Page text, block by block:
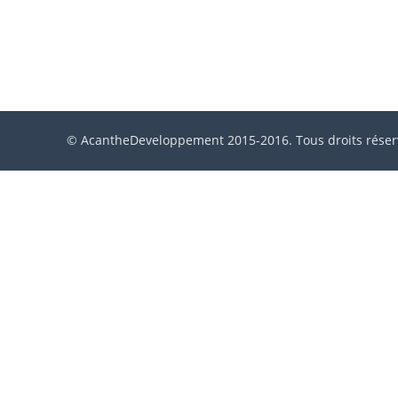
© AcantheDeveloppement 2015-2016. Tous droits